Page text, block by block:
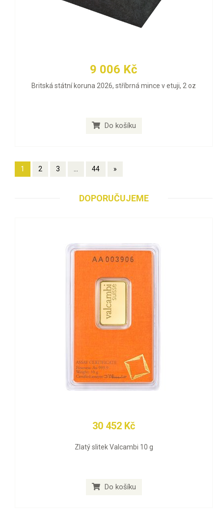
9 006 Kč
Britská státní koruna 2026, stříbrná mince v etuji, 2 oz
Do košíku
1 2 3 ... 44 »
DOPORUČUJEME
30 452 Kč
Zlatý slitek Valcambi 10 g
Do košíku